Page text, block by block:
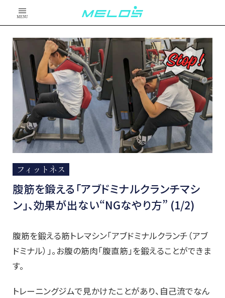
MENU
フィットネス
腹筋を鍛える「アブドミナルクランチマシ
ン」、効果が出ない“NGなやり方” (1/2)
腹筋を鍛える筋トレマシン「アブドミナルクランチ（アブ
ドミナル）」。お腹の筋肉「腹直筋」を鍛えることができま
す。
トレーニングジムで見かけたことがあり、自己流でなん